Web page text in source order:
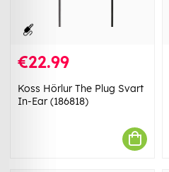
€22.99
Koss Hörlur The Plug Svart
In-Ear (186818)